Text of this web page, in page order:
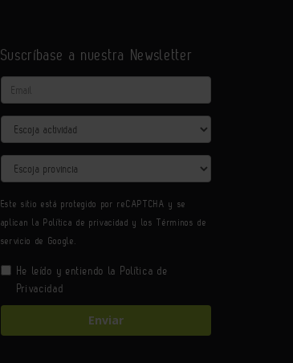
Suscríbase a nuestra Newsletter
Email
Actividad
Provincia
Este sitio está protegido por reCAPTCHA y se
aplican la Política de privacidad y losTérminos de
servicio de Google.
He leído y entiendo la Política de
Privacidad
Enviar